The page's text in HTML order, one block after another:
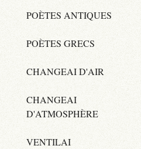
POÈTES ANTIQUES
POÈTES GRECS
CHANGEAI D'AIR
CHANGEAI
D'ATMOSPHÈRE
VENTILAI